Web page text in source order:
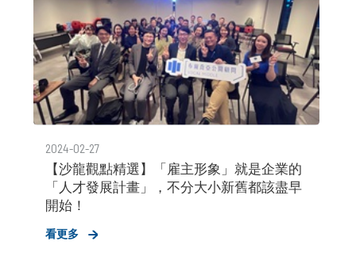
2024-02-27
【沙龍觀點精選】「雇主形象」就是企業的
「人才發展計畫」，不分大小新舊都該盡早
開始！
看更多